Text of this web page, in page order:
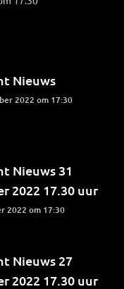
Nieuws
2022 om 17:30
Nieuws 31
2022 17.30 uur
2022 om 17:30
Nieuws 27
2022 17.30 uur